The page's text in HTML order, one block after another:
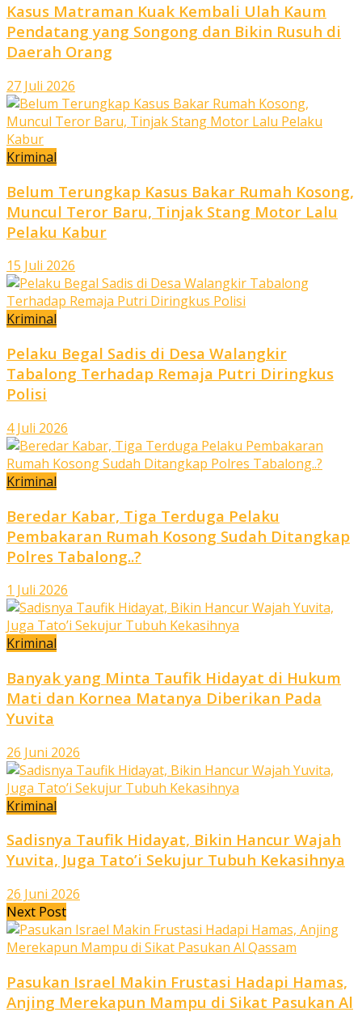
Kasus Matraman Kuak Kembali Ulah Kaum
Pendatang yang Songong dan Bikin Rusuh di
Daerah Orang
27 Juli 2026
Kriminal
Belum Terungkap Kasus Bakar Rumah Kosong,
Muncul Teror Baru, Tinjak Stang Motor Lalu
Pelaku Kabur
15 Juli 2026
Kriminal
Pelaku Begal Sadis di Desa Walangkir
Tabalong Terhadap Remaja Putri Diringkus
Polisi
4 Juli 2026
Kriminal
Beredar Kabar, Tiga Terduga Pelaku
Pembakaran Rumah Kosong Sudah Ditangkap
Polres Tabalong..?
1 Juli 2026
Kriminal
Banyak yang Minta Taufik Hidayat di Hukum
Mati dan Kornea Matanya Diberikan Pada
Yuvita
26 Juni 2026
Kriminal
Sadisnya Taufik Hidayat, Bikin Hancur Wajah
Yuvita, Juga Tato’i Sekujur Tubuh Kekasihnya
26 Juni 2026
Next Post
Pasukan Israel Makin Frustasi Hadapi Hamas,
Anjing Merekapun Mampu di Sikat Pasukan Al